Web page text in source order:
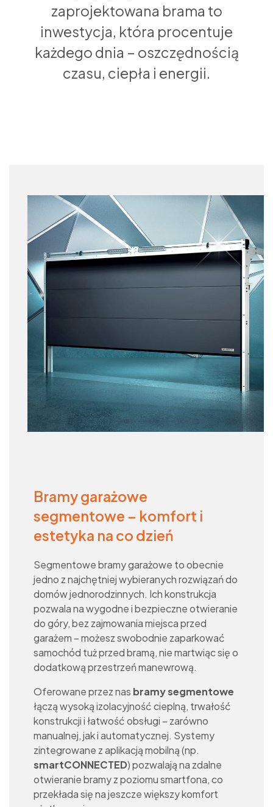
zaprojektowana brama to
inwestycja, która procentuje
każdego dnia – oszczędnością
czasu, ciepła i energii.
Bramy garażowe
segmentowe – komfort i
estetyka na co dzień
Segmentowe bramy garażowe to obecnie
jedno z najchętniej wybieranych rozwiązań do
domów jednorodzinnych. Ich konstrukcja
pozwala na wygodne i bezpieczne otwieranie
do góry, bez zajmowania miejsca przed
garażem – możesz swobodnie zaparkować
samochód tuż przed bramą, nie martwiąc się o
dodatkową przestrzeń manewrową.
Oferowane przez nas bramy segmentowe
łączą wysoką izolacyjność cieplną, trwałość
konstrukcji i łatwość obsługi – zarówno
manualnej, jak i automatycznej. Systemy
zintegrowane z aplikacją mobilną (np.
smartCONNECTED) pozwalają na zdalne
otwieranie bramy z poziomu smartfona, co
przekłada się na jeszcze większy komfort